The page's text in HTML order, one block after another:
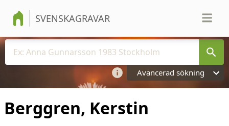
SVENSKAGRAVAR
Avancerad sökning
Berggren, Kerstin